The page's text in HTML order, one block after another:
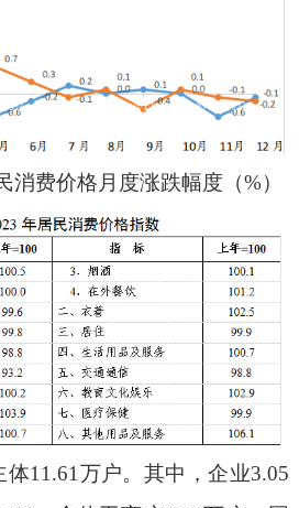
费价格月度涨跌幅度（%）
万户。其中，企业3.05